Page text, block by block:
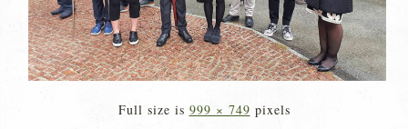
Full size is 999 × 749 pixels